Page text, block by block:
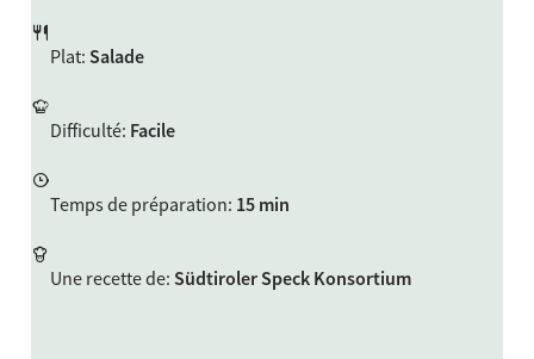
Plat: Salade
Difficulté: Facile
Temps de préparation: 15 min
Une recette de: Südtiroler Speck Konsortium